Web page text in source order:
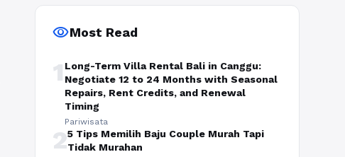
visibilityMost Read
1 Long-Term Villa Rental Bali in Canggu:
Negotiate 12 to 24 Months with Seasonal
Repairs, Rent Credits, and Renewal
Timing
Pariwisata
25 Tips Memilih Baju Couple Murah Tapi
Tidak Murahan